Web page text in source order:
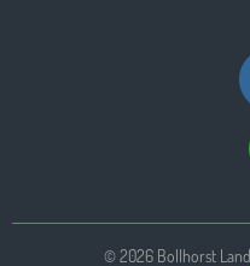
© 2026 Bollhorst